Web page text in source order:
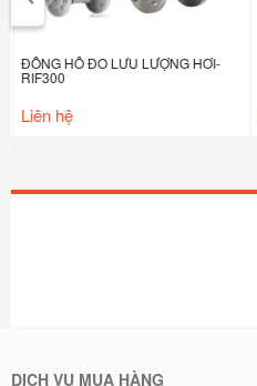
ĐỒNG HỒ ĐO LƯU LƯỢNG HƠI-
RIF300
Liên hệ
DỊCH VỤ MUA HÀNG